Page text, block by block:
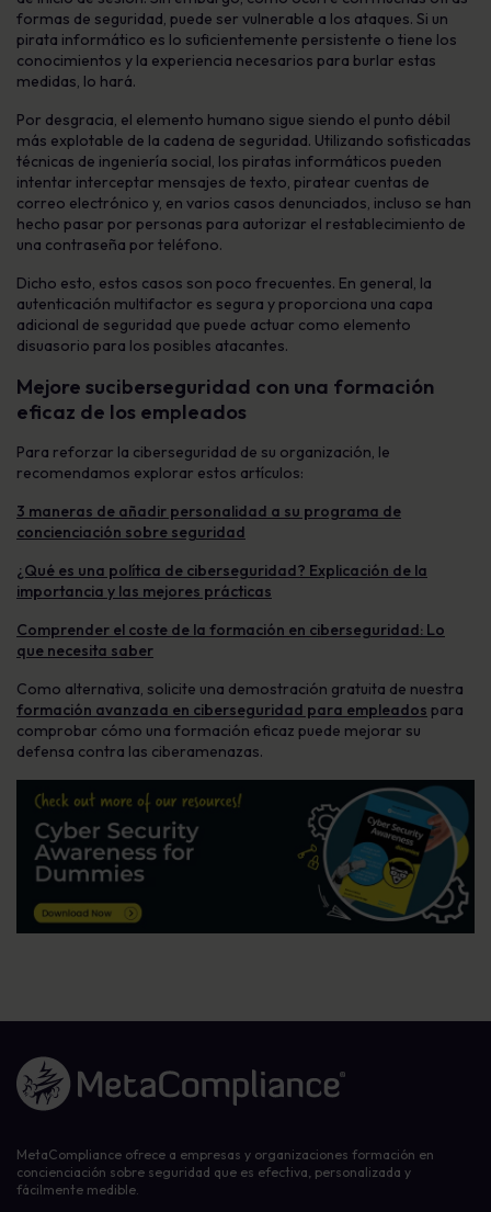
formas de seguridad, puede ser vulnerable a los ataques. Si un
pirata informático es lo suficientemente persistente o tiene los
conocimientos y la experiencia necesarios para burlar estas
medidas, lo hará.
Por desgracia, el elemento humano sigue siendo el punto débil
más explotable de la cadena de seguridad. Utilizando sofisticadas
técnicas de ingeniería social, los piratas informáticos pueden
intentar interceptar mensajes de texto, piratear cuentas de
correo electrónico y, en varios casos denunciados, incluso se han
hecho pasar por personas para autorizar el restablecimiento de
una contraseña por teléfono.
Dicho esto, estos casos son poco frecuentes. En general, la
autenticación multifactor es segura y proporciona una capa
adicional de seguridad que puede actuar como elemento
disuasorio para los posibles atacantes.
Mejore suciberseguridad con una formación
eficaz de los empleados
Para reforzar la ciberseguridad de su organización, le
recomendamos explorar estos artículos:
3 maneras de añadir personalidad a su programa de
concienciación sobre seguridad
¿Qué es una política de ciberseguridad? Explicación de la
importancia y las mejores prácticas
Comprender el coste de la formación en ciberseguridad: Lo
que necesita saber
Como alternativa, solicite una demostración gratuita de nuestra
formación avanzada en ciberseguridad para empleados para
comprobar cómo una formación eficaz puede mejorar su
defensa contra las ciberamenazas.
Enlace a la página de inicio
MetaCompliance ofrece a empresas y organizaciones formación en
concienciación sobre seguridad que es efectiva, personalizada y
fácilmente medible.